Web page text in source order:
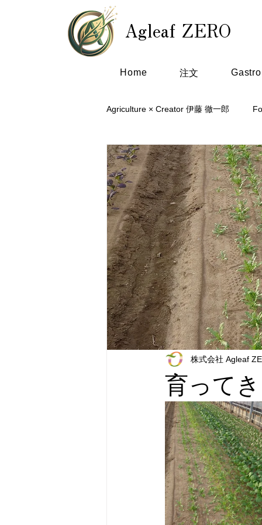
Agleaf ZERO
Home 注文
Agriculture × Creator 伊藤 徹一郎
育って
株式会社 Agleaf